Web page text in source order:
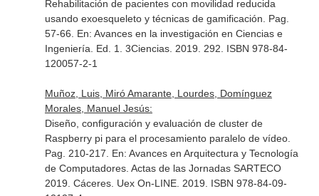
Rehabilitación de pacientes con movilidad reducida
usando exoesqueleto y técnicas de gamificación. Pag.
57-66. En: Avances en la investigación en Ciencias e
Ingeniería . Ed. 1. 3Ciencias. 2019. 292. ISBN 978-84-
120057-2-1
Muñoz, Luis, Miró Amarante, Lourdes, Domínguez
Morales, Manuel Jesús:
Diseño, configuración y evaluación de cluster de
Raspberry pi para el procesamiento paralelo de vídeo.
Pag. 210-217. En: Avances en Arquitectura y Tecnología
de Computadores. Actas de las Jornadas SARTECO
2019 . Cáceres. Uex On-LINE. 2019. ISBN 978-84-09-